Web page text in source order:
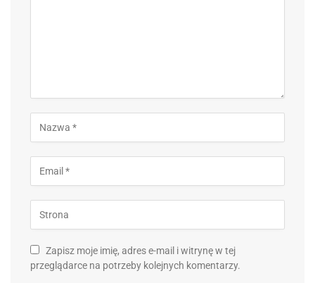
Zapisz moje imię, adres e-mail i witrynę w tej
przeglądarce na potrzeby kolejnych komentarzy.